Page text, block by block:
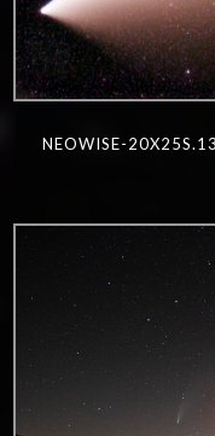
NEOWISE-